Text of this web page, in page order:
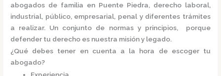
abogados de familia en Puente Piedra, derecho laboral,
industrial, público, empresarial, penal y diferentes trámites
a realizar. Un conjunto de normas y principios, porque
defender tu derecho es nuestra misión y legado.
¿Qué debes tener en cuenta a la hora de escoger tu
abogado?
Experiencia